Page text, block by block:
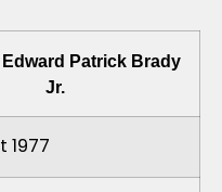
Patrick Brady
Jr.
1977